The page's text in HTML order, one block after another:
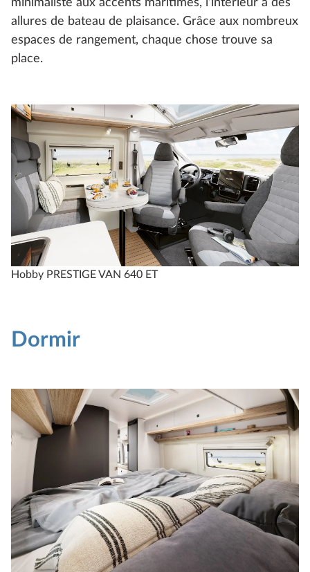
minimaliste aux accents maritimes, l’intérieur a des
allures de bateau de plaisance. Grâce aux nombreux
espaces de rangement, chaque chose trouve sa
place.
Hobby PRESTIGE VAN 640 ET
Dormir